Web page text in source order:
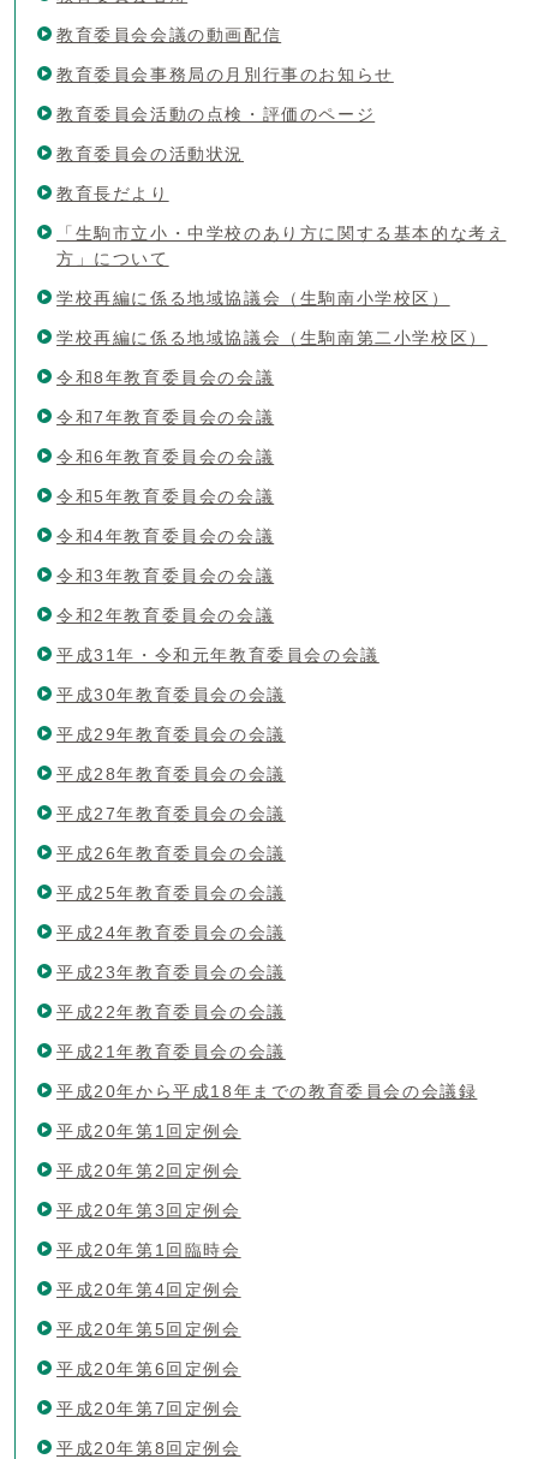
教育委員会会議の動画配信
教育委員会事務局の月別行事のお知らせ
教育委員会活動の点検・評価のページ
教育委員会の活動状況
教育長だより
「生駒市立小・中学校のあり方に関する基本的な考え
方」について
学校再編に係る地域協議会（生駒南小学校区）
学校再編に係る地域協議会（生駒南第二小学校区）
令和8年教育委員会の会議
令和7年教育委員会の会議
令和6年教育委員会の会議
令和5年教育委員会の会議
令和4年教育委員会の会議
令和3年教育委員会の会議
令和2年教育委員会の会議
平成31年・令和元年教育委員会の会議
平成30年教育委員会の会議
平成29年教育委員会の会議
平成28年教育委員会の会議
平成27年教育委員会の会議
平成26年教育委員会の会議
平成25年教育委員会の会議
平成24年教育委員会の会議
平成23年教育委員会の会議
平成22年教育委員会の会議
平成21年教育委員会の会議
平成20年から平成18年までの教育委員会の会議録
平成20年第1回定例会
平成20年第2回定例会
平成20年第3回定例会
平成20年第1回臨時会
平成20年第4回定例会
平成20年第5回定例会
平成20年第6回定例会
平成20年第7回定例会
平成20年第8回定例会